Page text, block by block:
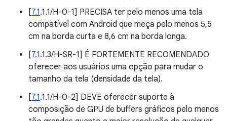
[7.1.1.1/H-0-1] PRECISA ter pelo menos uma tela
compatível com Android que meça pelo menos 5,5
cm na borda curta e 8,6 cm na borda longa.
[7.1.1.3/H-SR-1] É FORTEMENTE RECOMENDADO
oferecer aos usuários uma opção para mudar o
tamanho da tela (densidade da tela).
[7.1.1.1/H-0-2] DEVE oferecer suporte à
composição de GPU de buffers gráficos pelo menos